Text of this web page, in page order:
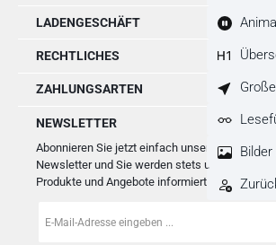
LADENGESCHÄFT
RECHTLICHES
ZAHLUNGSARTEN
NEWSLETTER
Abonnieren Sie jetzt einfach unseren
Newsletter und Sie werden stets unter den
Produkte und Angebote informiert werden.
Mail-